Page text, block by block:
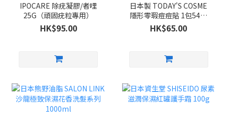
IPOCARE 除疣凝膠/者哩
25G（頑固疣粒專用）
HK$95.00
日本製 TODAY'S COSME
隱形零瑕痘痘貼 1包54枚
入
HK$65.00